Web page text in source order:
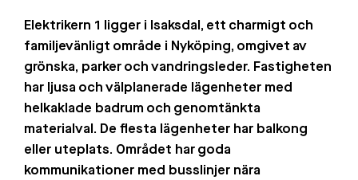
Elektrikern 1 ligger i Isaksdal, ett charmigt och
familjevänligt område i Nyköping, omgivet av
grönska, parker och vandringsleder. Fastigheten
har ljusa och välplanerade lägenheter med
helkaklade badrum och genomtänkta
materialval. De flesta lägenheter har balkong
eller uteplats. Området har goda
kommunikationer med busslinjer nära